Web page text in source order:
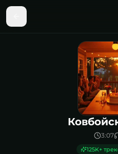
Песня Ковбойский тост
3:07
125K+